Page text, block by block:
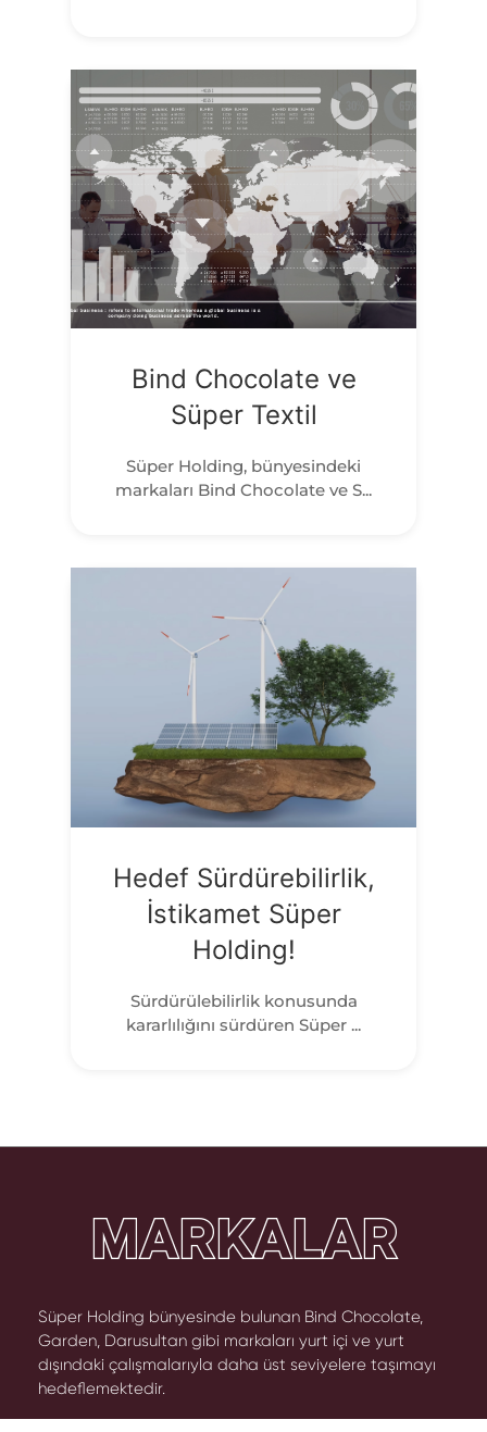
Bind Chocolate ve
Süper Textil
Süper Holding, bünyesindeki
markaları Bind Chocolate ve S...
Hedef Sürdürebilirlik,
İstikamet Süper
Holding!
Sürdürülebilirlik konusunda
kararlılığını sürdüren Süper ...
MARKALAR
Süper Holding bünyesinde bulunan Bind Chocolate,
Garden, Darusultan gibi markaları yurt içi ve yurt
dışındaki çalışmalarıyla daha üst seviyelere taşımayı
hedeflemektedir.